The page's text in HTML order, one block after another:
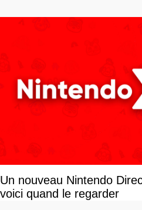
Un nouveau Nintendo
voici quand le regarder